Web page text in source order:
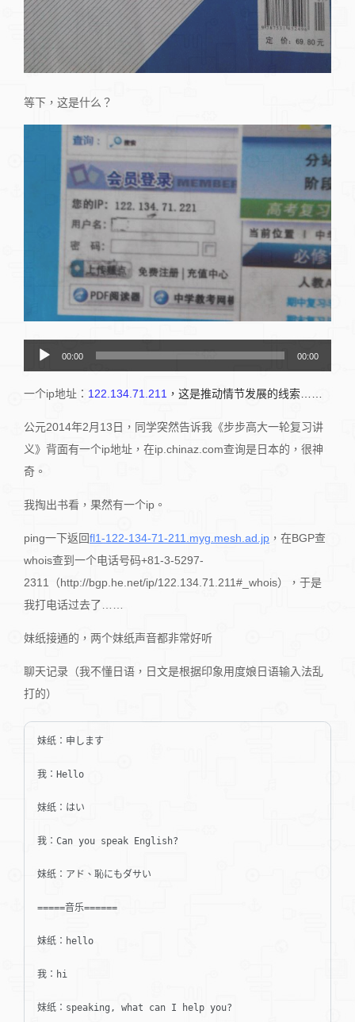
等下，这是什么？
訊
播
00:00 00:00
一个ip地址： 122.134.71.211 ，这是推动情节发展的线索……
公元2014年2月13日，同学突然告诉我《步步高大一轮复习讲
义》背面有一个ip地址，在ip.chinaz.com查询是日本的，很神
奇。
我掏出书看，果然有一个ip。
ping一下返回fl1-122-134-71-211.myg.mesh.ad.jp ，在BGP查
whois查到一个电话号码+81-3-5297-
2311（http://bgp.he.net/ip/122.134.71.211#_whois），于是
我打电话过去了……
妹纸接通的，两个妹纸声音都非常好听
聊天记录（我不懂日语，日文是根据印象用度娘日语输入法乱
打的）
妹纸：申します
我：Hello
妹纸：はい
我：Can you speak English?
妹纸：アド、恥にもダサい
=====音乐======
妹纸：hello
我：hi
妹纸：speaking, what can I help you?